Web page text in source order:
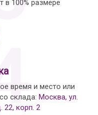
в 100% размере
время и место или
склада: Москва, ул.
22, корп. 2